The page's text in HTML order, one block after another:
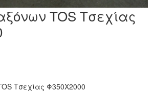
TOS Τσεχίας
Τσεχίας Φ350Χ2000